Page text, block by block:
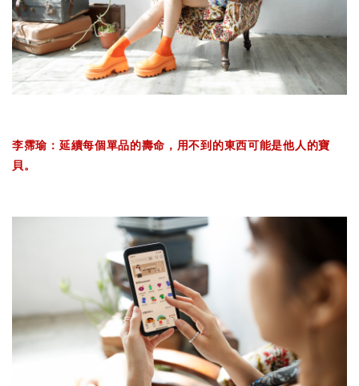
李霈瑜：延續每個單品的壽命，用不到的東西可能是他人的寶
貝。